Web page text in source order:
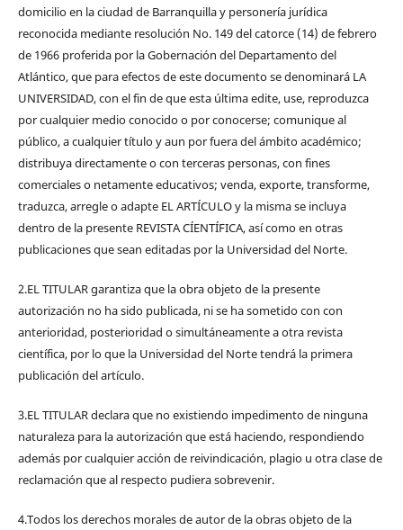
domicilio en la ciudad de Barranquilla y personería jurídica
reconocida mediante resolución No. 149 del catorce (14) de febrero
de 1966 proferida por la Gobernación del Departamento del
Atlántico, que para efectos de este documento se denominará LA
UNIVERSIDAD, con el fin de que esta última edite, use, reproduzca
por cualquier medio conocido o por conocerse; comunique al
público, a cualquier título y aun por fuera del ámbito académico;
distribuya directamente o con terceras personas, con fines
comerciales o netamente educativos; venda, exporte, transforme,
traduzca, arregle o adapte EL ARTÍCULO y la misma se incluya
dentro de la presente REVISTA CÍENTÍFICA, así como en otras
publicaciones que sean editadas por la Universidad del Norte.
2.EL TITULAR garantiza que la obra objeto de la presente
autorización no ha sido publicada, ni se ha sometido con con
anterioridad, posterioridad o simultáneamente a otra revista
científica, por lo que la Universidad del Norte tendrá la primera
publicación del artículo.
3.EL TITULAR declara que no existiendo impedimento de ninguna
naturaleza para la autorización que está haciendo, respondiendo
además por cualquier acción de reivindicación, plagio u otra clase de
reclamación que al respecto pudiera sobrevenir.
4.Todos los derechos morales de autor de la obras objeto de la